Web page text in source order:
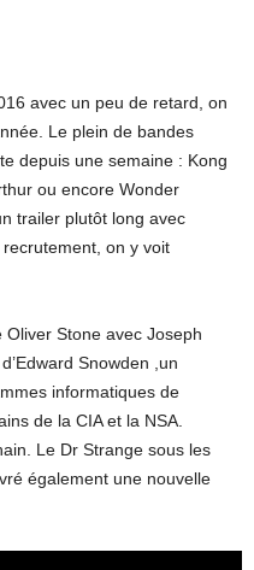
avec un peu de retard, on
Le plein de bandes
depuis une semaine : Kong
ou encore Wonder
trailer plutôt long avec
on y voit
Stone avec Joseph
Snowden ,un
informatiques de
de la CIA et la NSA.
Le Dr Strange sous les
également une nouvelle